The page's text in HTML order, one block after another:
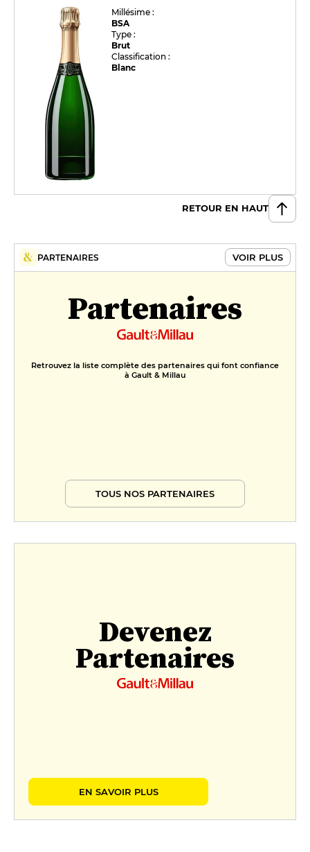
Millésime :
BSA
Type :
Brut
Classification :
Blanc
RETOUR EN HAUT
PARTENAIRES VOIR PLUS
Partenaires
Retrouvez la liste complète des partenaires qui font confiance
à Gault & Millau
TOUS NOS PARTENAIRES
Devenez
Partenaires
EN SAVOIR PLUS